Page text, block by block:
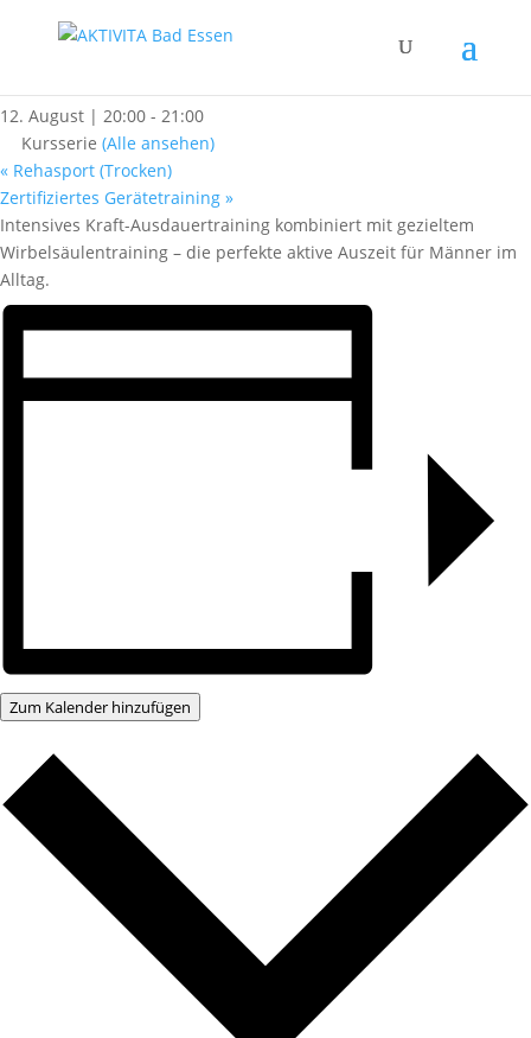
« Alle Kurse
12. August | 20:00 - 21:00
Kursserie (Alle ansehen)
« Rehasport (Trocken)
Zertifiziertes Gerätetraining »
Intensives Kraft-Ausdauertraining kombiniert mit gezieltem
Wirbelsäulentraining – die perfekte aktive Auszeit für Männer im
Alltag.
Zum Kalender hinzufügen